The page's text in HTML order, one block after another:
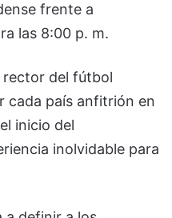
frente a
las 8:00 p. m.
rector del fútbol
cada país anfitrión en
inicio del
inolvidable para